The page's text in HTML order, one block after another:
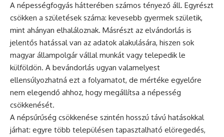
A népességfogyás hátterében számos tényező áll. Egyrészt
csökken a születések száma: kevesebb gyermek születik,
mint ahányan elhaláloznak. Másrészt az elvándorlás is
jelentős hatással van az adatok alakulására, hiszen sok
magyar állampolgár vállal munkát vagy telepedik le
külföldön. A bevándorlás ugyan valamelyest
ellensúlyozhatná ezt a folyamatot, de mértéke egyelőre
nem elegendő ahhoz, hogy megállítsa a népesség
csökkenését.
A népsűrűség csökkenése szintén hosszú távú hatásokkal
járhat: egyre több településen tapasztalható elöregedés,